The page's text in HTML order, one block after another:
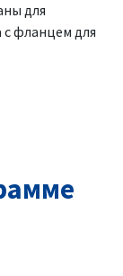
для
с фланцем для